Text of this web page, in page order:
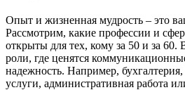
Опыт и жизненная мудрость – это
Рассмотрим, какие профессии и
открыты для тех, кому за 50 и за 60.
роли, где ценятся
надежность. Например,
услуги, административная работа